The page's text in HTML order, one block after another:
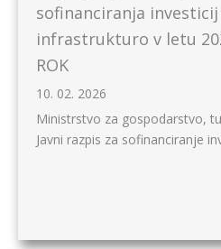
sofinanciranja
infrastrukturo v letu
ROK
10. 02. 2026
Ministrstvo za gospodarstvo,
Javni razpis za sofinanciranje